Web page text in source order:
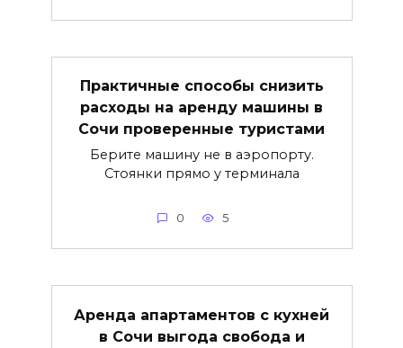
Практичные способы снизить
расходы на аренду машины в
Сочи проверенные туристами
Берите машину не в аэропорту.
Стоянки прямо у терминала
0 5
Аренда апартаментов с кухней
в Сочи выгода свобода и